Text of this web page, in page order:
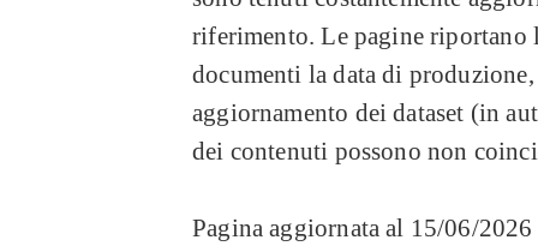
Dati 2021 (formato html)
Dati 2021 (formato csv)
Dati 2020 (formato html)
Dati 2019 (formato html)
riferimento. Le pagine riportano
documenti la data di
aggiornamento dei dataset (in
dei contenuti possono non
Pagina aggiornata al 15/06/2026